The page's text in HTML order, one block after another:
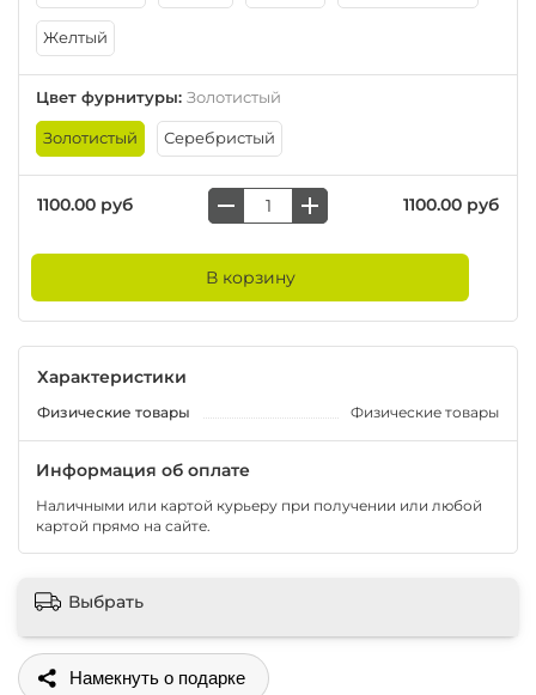
Желтый
Цвет фурнитуры: Золотистый
Золотистый Серебристый
1100.00 руб 1100.00 руб
В корзину
Характеристики
Физические товары Физические товары
Информация об оплате
Наличными или картой курьеру при получении или любой
картой прямо на сайте.
Выбрать
Поделиться